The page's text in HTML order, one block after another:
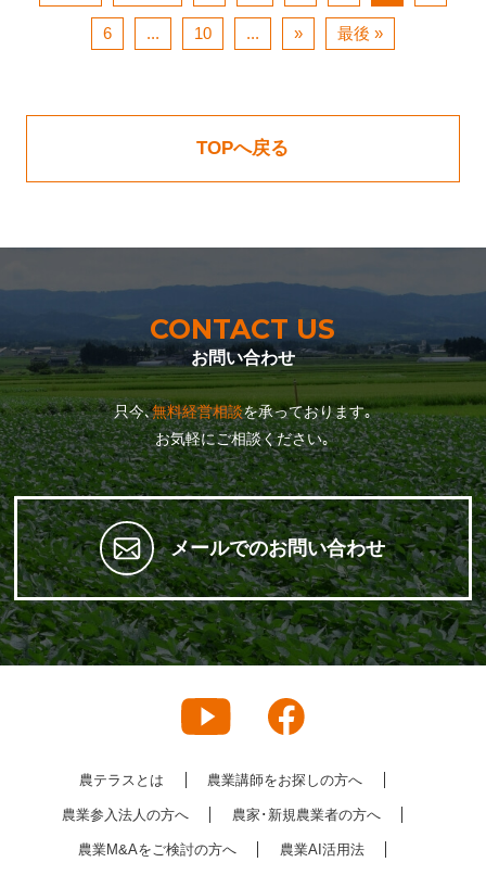
6 ... 10 ... » 最後 »
TOPへ戻る
CONTACT US
お問い合わせ
只今､無料経営相談を承っております｡
お気軽にご相談ください｡
メールでのお問い合わせ
農テラスとは 農業講師をお探しの方へ
農業参入法人の方へ 農家･新規農業者の方へ
農業M&Aをご検討の方へ 農業AI活用法